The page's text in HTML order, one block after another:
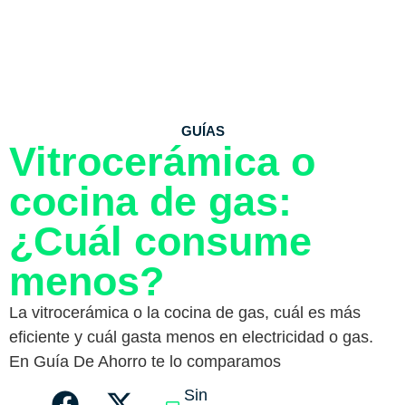
GUÍAS
Vitrocerámica o
cocina de gas:
¿Cuál consume
menos?
La vitrocerámica o la cocina de gas, cuál es más
eficiente y cuál gasta menos en electricidad o gas.
En Guía De Ahorro te lo comparamos
Sin